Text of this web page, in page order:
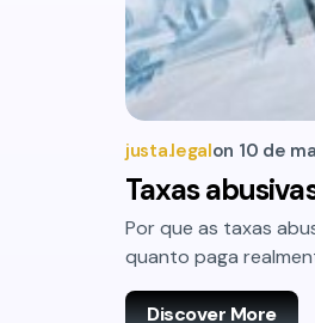
justa.legalon 10 de
Taxas
Por que as taxas
quanto paga
Discover More